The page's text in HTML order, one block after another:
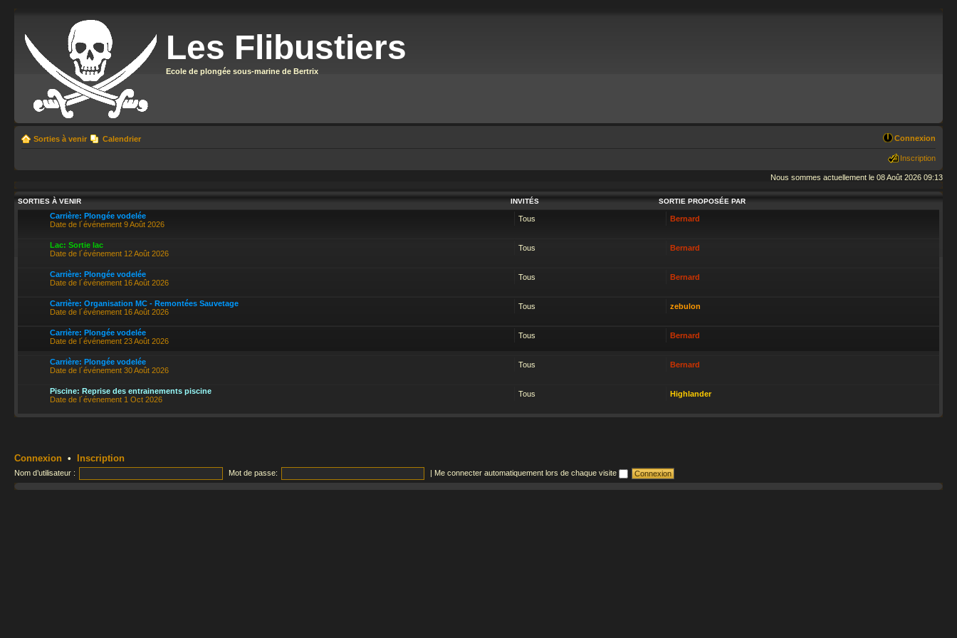
Les Flibustiers
Ecole de plongée sous-marine de Bertrix
Sorties à venir Calendrier Connexion
Inscription
Nous sommes actuellement le 08 Août 2026 09:13
SORTIES À VENIR INVITÉS SORTIE PROPOSÉE PAR
Carrière: Plongée vodelée
Date de l´événement 9 Août 2026
Tous Bernard
Lac: Sortie lac
Date de l´événement 12 Août 2026
Tous Bernard
Carrière: Plongée vodelée
Date de l´événement 16 Août 2026
Tous Bernard
Carrière: Organisation MC - Remontées Sauvetage
Date de l´événement 16 Août 2026
Tous zebulon
Carrière: Plongée vodelée
Date de l´événement 23 Août 2026
Tous Bernard
Carrière: Plongée vodelée
Date de l´événement 30 Août 2026
Tous Bernard
Piscine: Reprise des entrainements piscine
Date de l´événement 1 Oct 2026
Tous Highlander
Connexion • Inscription
Nom d’utilisateur : Mot de passe: | Me connecter automatiquement lors de chaque visite